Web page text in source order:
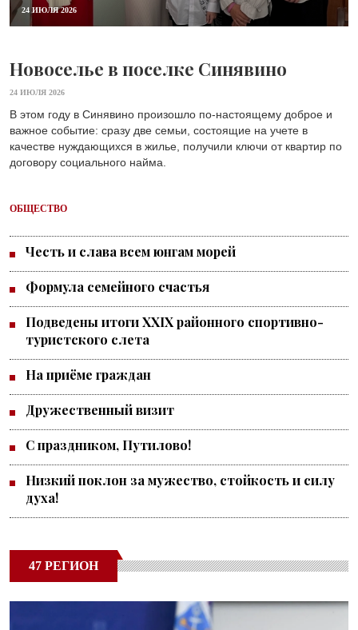
24 ИЮЛЯ 2026
Новоселье в поселке Синявино
24 ИЮЛЯ 2026
В этом году в Синявино произошло по-настоящему доброе и
важное событие: сразу две семьи, состоящие на учете в
качестве нуждающихся в жилье, получили ключи от квартир по
договору социального найма.
ОБЩЕСТВО
Честь и слава всем юнгам морей
Формула семейного счастья
Подведены итоги XXIX районного спортивно-
туристского слета
На приёме граждан
Дружественный визит
С праздником, Путилово!
Низкий поклон за мужество, стойкость и силу
духа!
47 РЕГИОН